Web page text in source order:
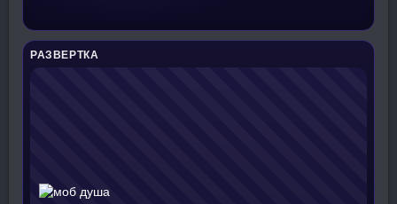
РАЗВЕРТКА